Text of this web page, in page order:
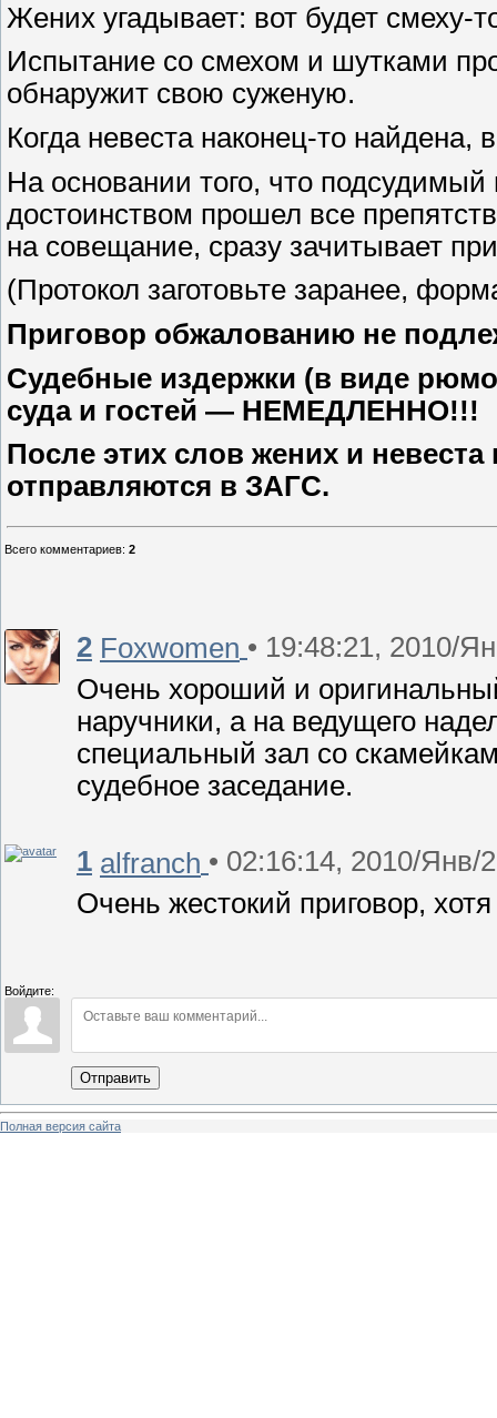
Жених угадывает: вот будет смеху-
Испытание со смехом и шутками
обнаружит свою суженую.
Когда невеста наконец-то найдена,
На основании того, что
достоинством прошел все
на совещание, сразу зачитывает
(Протокол заготовьте заранее,
Приговор обжалованию не
Судебные издержки (в виде
суда и гостей — НЕМЕДЛЕННО!!!
После этих слов жених и невеста
отправляются в ЗАГС.
Всего комментариев: 2
2 Foxwomen • 19:48:21, 2010/
Очень хороший и
наручники, а на ведущего
специальный зал со
судебное заседание.
1 alfranch • 02:16:14, 2010/Янв/
Очень жестокий приговор,
Войдите:
Отправить
Полная версия сайта